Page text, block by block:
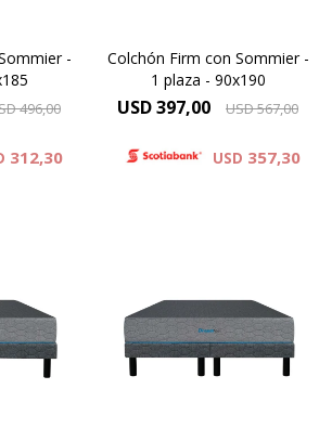
-
496,00
312,30
Colchón Firm con Sommier -
1 plaza - 90x190
USD397,00 USD567,00
USD 357,30
que
de
vos,
Firm y
Para vos Dreamer que
necesitas un descanso
después de una jornada de
haber dado todo de vos,
descubrí el colchón Firm y
mejora tu descanso.